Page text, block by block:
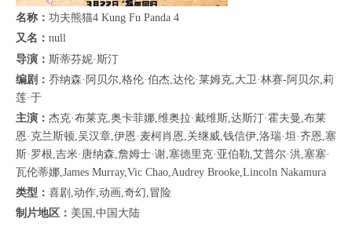
名称： 功夫熊猫4 Kung Fu Panda 4
又名： null
导演： 斯蒂芬妮·斯汀
编剧： 乔纳森·阿贝尔,格伦·伯杰,达伦·莱姆克,大卫·林赛-阿贝尔,莉
莲·于
主演： 杰克·布莱克,奥卡菲娜,维奥拉·戴维斯,达斯汀·霍夫曼,布莱
恩·克兰斯顿,吴汉章,伊恩·麦柯肖恩,关继威,钱信伊,洛瑞·坦·齐恩,塞
斯·罗根,吉米·唐纳森,詹姆士·谢,塞德里克·亚伯勒,艾普尔·洪,塞塞·
瓦伦蒂娜,James Murray,Vic Chao,Audrey Brooke,Lincoln Nakamura
类型： 喜剧,动作,动画,奇幻,冒险
制片地区： 美国,中国大陆